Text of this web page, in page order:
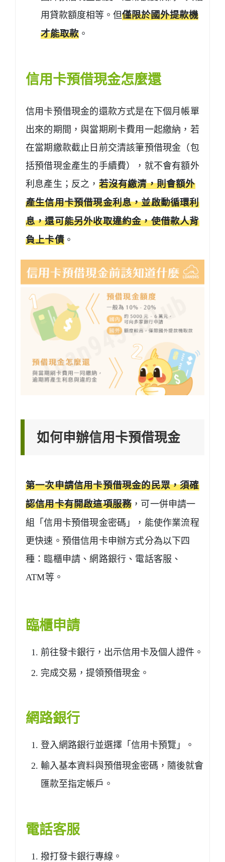
用貸款額度相等。但僅限於國外提款機
才能取款 。
信用卡預借現金怎麼還
信用卡預借現金的還款方式是在下個月帳單
出來的期間，與當期刷卡費用一起繳納，若
在當期繳款截止日前交清該筆預借現金（包
括預借現金產生的手續費），就不會有額外
利息產生；反之， 若沒有繳清，則會額外
產生信用卡預借現金利息，並啟動循環利
息，還可能另外收取違約金，使借款人背
負上卡債。
如何申辦信用卡預借現金
第一次申請信用卡預借現金的民眾，須確
認信用卡有開啟這項服務 ，可一併申請一
組「信用卡預借現金密碼」，能使作業流程
更快速。預借信用卡申辦方式分為以下四
種：臨櫃申請、網路銀行、電話客服、
ATM等。
臨櫃申請
前往發卡銀行，出示信用卡及個人證件。
完成交易，提領預借現金。
網路銀行
登入網路銀行並選擇「信用卡預覽」。
輸入基本資料與預借現金密碼，隨後就會
匯款至指定帳戶。
電話客服
撥打發卡銀行專線。